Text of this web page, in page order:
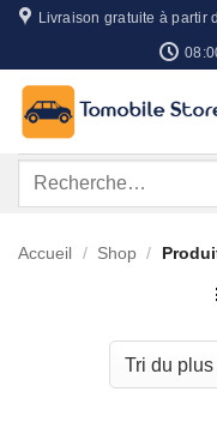
Passer
contenu
Livraison gratuite à partir
Recherche
Accueil / Shop /